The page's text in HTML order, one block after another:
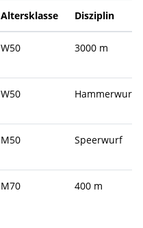
Altersklasse Disziplin
W50 3000 m
W50 Hammerwurf
M50 Speerwurf
M70 400 m